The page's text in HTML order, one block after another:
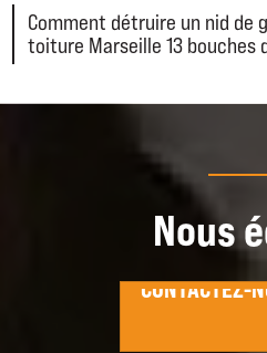
Comment détruire un nid de
toiture Marseille 13 bouches
Nous
CONTACTEZ-
CONTACTEZ-